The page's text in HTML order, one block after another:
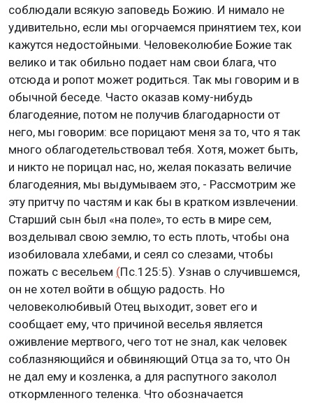
соблюдали всякую заповедь Божию. И нимало не
удивительно, если мы огорчаемся принятием тех, кои
кажутся недостойными. Человеколюбие Божие так
велико и так обильно подает нам свои блага, что
отсюда и ропот может родиться. Так мы говорим и в
обычной беседе. Часто оказав кому-нибудь
благодеяние, потом не получив благодарности от
него, мы говорим: все порицают меня за то, что я так
много облагодетельствовал тебя. Хотя, может быть,
и никто не порицал нас, но, желая показать величие
благодеяния, мы выдумываем это, - Рассмотрим же
эту притчу по частям и как бы в кратком извлечении.
Старший сын был «на поле», то есть в мире сем,
возделывал свою землю, то есть плоть, чтобы она
изобиловала хлебами, и сеял со слезами, чтобы
пожать с весельем (Пс.125:5). Узнав о случившемся,
он не хотел войти в общую радость. Но
человеколюбивый Отец выходит, зовет его и
сообщает ему, что причиной веселья является
оживление мертвого, чего тот не знал, как человек
соблазняющийся и обвиняющий Отца за то, что Он
не дал ему и козленка, а для распутного заколол
откормленного теленка. Что обозначается